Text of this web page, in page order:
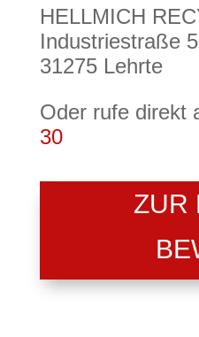
HELLMICH
Industriestraße
31275 Lehrte
Oder rufe direkt
30
ZUR